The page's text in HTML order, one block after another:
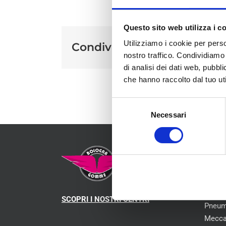
Questo sito web utilizza i
Utilizziamo i cookie per
nostro traffico.
di analisi dei dati web,
che hanno raccolto dal tuo
Necessari
Condividi sui social
SCOPRI I NOSTRI CENTRI